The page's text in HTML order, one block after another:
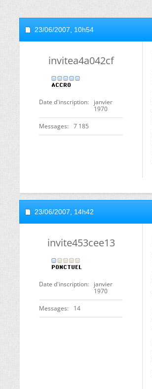
23/06/2007, 10h54
invitea4a042cf
Date d'inscription
janvier
1970
Messages 7 185
23/06/2007, 14h42
invite453cee13
Date d'inscription
janvier
1970
Messages 14